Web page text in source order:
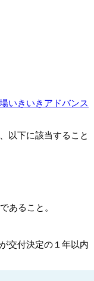
いきいきアドバンス
以下に該当すること
あること。
交付決定の１年以内